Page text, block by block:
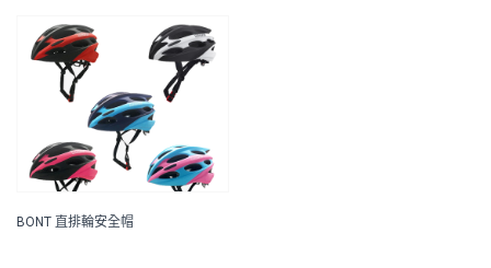
BONT 直排輪安全帽